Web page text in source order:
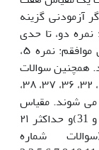
آزمودنی گزینه
نمره دو، تا حدی
مخالفم: نمره ۳، نظری ندارم: نمره ۴، تا حدی موافقم: نمره ۵،
موافقم: نمره ۷ می‌گیرد. همچنین سوالات
شماره ۳ ،۶ ،۸، ۹، ۱۱، ۱۲، ۱۵، ۱۶، ۲۱، ۲۵، ۲۶، ۲۸، ۳۲، ۳۶، ۳۷، ۳۸،
می شوند. مقیاس
مهارت شناختی ۳ سوال (سوالات شماره 4،19 و 31)و حداکثر ۲۱
۳۴ ‌سوال(سوالات شماره